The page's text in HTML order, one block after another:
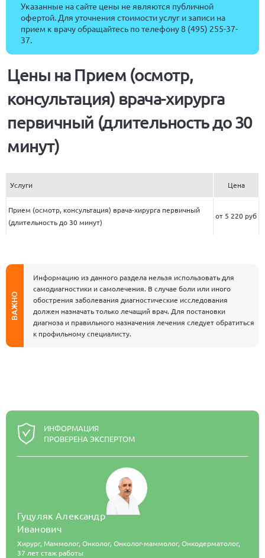
Указанные на сайте цены не являются публичной
офертой. Для уточнения стоимости услуг и записи на
прием к врачу обращайтесь по телефону8 (495) 255-37-
37.
Цены на Прием (осмотр,
консультация) врача-хирурга
первичный (длительность до 30
минут)
Услуги Цена
Прием (осмотр, консультация) врача-хирурга первичный
(длительность до 30 минут)
от 5 220 руб
ВАЖНО
Информацию из данного раздела нельзя использовать для
самодиагностики и самолечения. В случае боли или иного
обострения заболевания диагностические исследования
должен назначать только лечащий врач. Для постановки
диагноза и правильного назначения лечения следует обратиться
к профильному специалисту.
ИНФОРМАЦИЯ
ПРОВЕРЕНА ЭКСПЕРТОМ
Гуцуляк Александр
Иванович
Хирург, Маммолог, Онколог, Онколог-маммолог, Онкодерматолог,
37 лет стаж работы